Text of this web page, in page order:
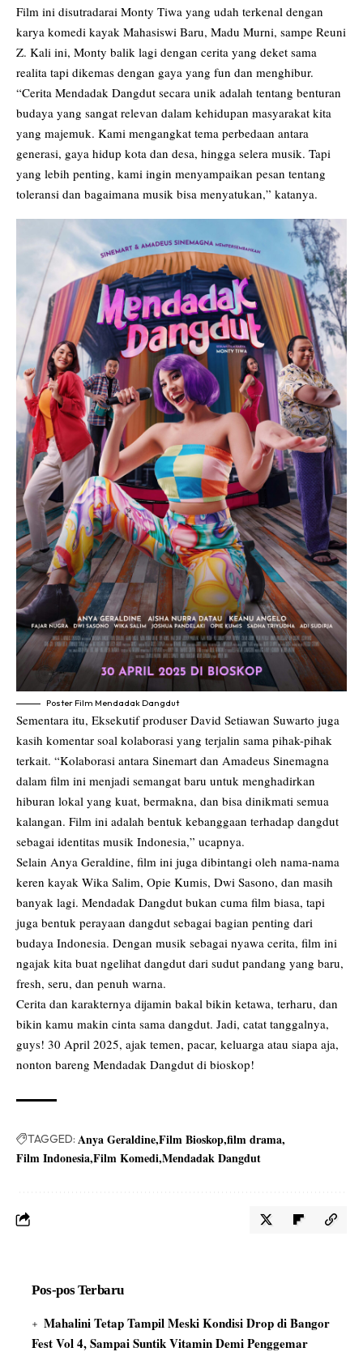
Film ini disutradarai Monty Tiwa yang udah terkenal dengan
karya komedi kayak Mahasiswi Baru, Madu Murni, sampe Reuni
Z. Kali ini, Monty balik lagi dengan cerita yang deket sama
realita tapi dikemas dengan gaya yang fun dan menghibur.
“Cerita Mendadak Dangdut secara unik adalah tentang benturan
budaya yang sangat relevan dalam kehidupan masyarakat kita
yang majemuk. Kami mengangkat tema perbedaan antara
generasi, gaya hidup kota dan desa, hingga selera musik. Tapi
yang lebih penting, kami ingin menyampaikan pesan tentang
toleransi dan bagaimana musik bisa menyatukan,” katanya.
Poster Film Mendadak Dangdut
Sementara itu, Eksekutif produser David Setiawan Suwarto juga
kasih komentar soal kolaborasi yang terjalin sama pihak-pihak
terkait. “Kolaborasi antara Sinemart dan Amadeus Sinemagna
dalam film ini menjadi semangat baru untuk menghadirkan
hiburan lokal yang kuat, bermakna, dan bisa dinikmati semua
kalangan. Film ini adalah bentuk kebanggaan terhadap dangdut
sebagai identitas musik Indonesia,” ucapnya.
Selain Anya Geraldine, film ini juga dibintangi oleh nama-nama
keren kayak Wika Salim, Opie Kumis, Dwi Sasono, dan masih
banyak lagi. Mendadak Dangdut bukan cuma film biasa, tapi
juga bentuk perayaan dangdut sebagai bagian penting dari
budaya Indonesia. Dengan musik sebagai nyawa cerita, film ini
ngajak kita buat ngelihat dangdut dari sudut pandang yang baru,
fresh, seru, dan penuh warna.
Cerita dan karakternya dijamin bakal bikin ketawa, terharu, dan
bikin kamu makin cinta sama dangdut. Jadi, catat tanggalnya,
guys! 30 April 2025, ajak temen, pacar, keluarga atau siapa aja,
nonton bareng Mendadak Dangdut di bioskop!
TAGGED: Anya GeraldineFilm Bioskopfilm drama
Film IndonesiaFilm KomediMendadak Dangdut
Pos-pos Terbaru
Mahalini Tetap Tampil Meski Kondisi Drop di Bangor
Fest Vol 4, Sampai Suntik Vitamin Demi Penggemar